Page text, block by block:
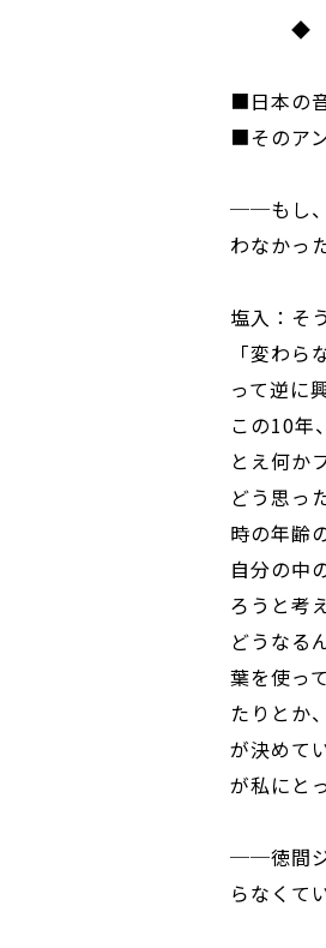
◆
■日本の
■そのア
──もし、
わなかっ
塩入：そ
「変わ
って逆に
この10年
とえ何か
どう思っ
時の年齢
自分の中
ろうと考
どうなる
葉を使っ
たりとか
が決めて
が私にと
──徳間ジ
らなくて